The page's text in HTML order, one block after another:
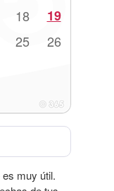
18 19
25 26
muy útil.